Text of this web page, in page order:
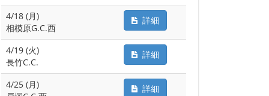
4/18 (月)
相模原G.C.西
詳細
4/19 (火)
長竹C.C.
詳細
4/25 (月)
詳細